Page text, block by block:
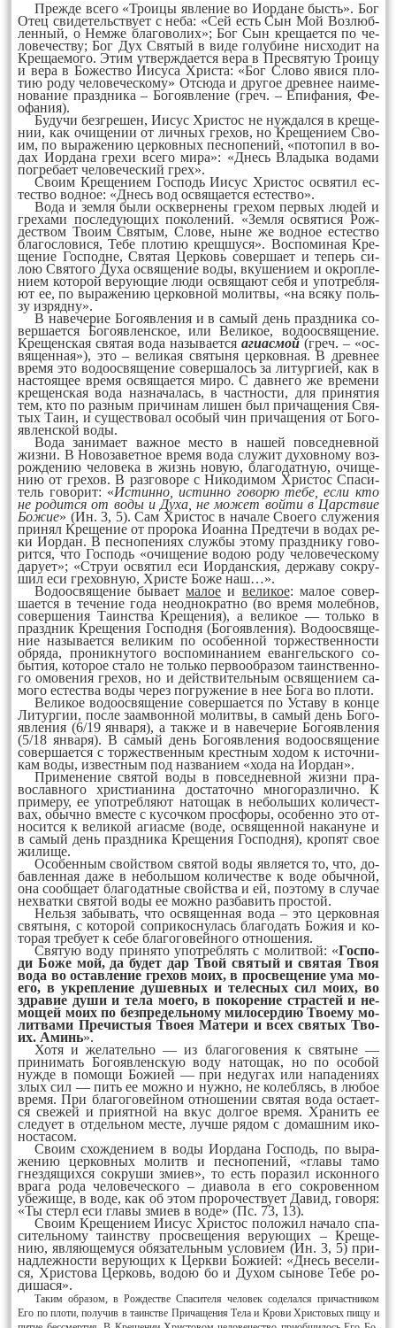
Преж­де все­го «Тро­ицы яв­ле­ние во Иор­да­не бысть». Бог
Отец сви­де­тель­ству­ет с не­ба: «Сей есть Сын Мой Воз­люб­
лен­ный, о Нем­же бла­го­во­лих»; Бог Сын кре­ща­ет­ся по че­
ло­ве­чест­ву; Бог Дух Свя­тый в ви­де го­лу­би­не нис­хо­дит на
Кре­ща­емо­го. Этим ут­верж­да­ет­ся ве­ра в Прес­вя­тую Тро­ицу
и ве­ра в Бо­жест­во Иису­са Хрис­та: «Бог Сло­во яви­ся пло­
тию ро­ду че­ло­ве­чес­ко­му» От­сю­да и дру­гое древ­нее на­име­
но­ва­ние празд­ни­ка – Бо­го­яв­ле­ние (греч. – Епи­фа­ния, Фе­
офа­ния).
Бу­ду­чи безг­ре­шен, Иисус Хрис­тос не нуж­дал­ся в кре­ще­
нии, как очи­ще­нии от лич­ных гре­хов, но Кре­ще­ни­ем Сво­
им, по вы­ра­же­нию цер­ков­ных пес­но­пе­ний, «по­то­пил в во­
дах Иор­да­на гре­хи все­го ми­ра»: «Днесь Вла­ды­ка во­да­ми
пог­ре­ба­ет че­ло­ве­чес­кий грех».
Сво­им Кре­ще­ни­ем Гос­подь Иисус Хрис­тос ос­вя­тил ес­
тест­во вод­ное: «Днесь вод ос­вя­ща­ет­ся ес­тест­во».
Во­да и зем­ля бы­ли оск­вер­не­ны гре­хом пер­вых лю­дей и
гре­ха­ми пос­ле­дую­щих по­ко­ле­ний. «Зем­ля ос­вя­ти­ся Рож­
дест­вом Тво­им Свя­тым, Сло­ве, ны­не же вод­ное ес­тест­во
бла­гос­ло­ви­ся, Те­бе пло­тию крещ­шу­ся». Вос­по­ми­ная Кре­
ще­ние Гос­под­не, Свя­тая Цер­ковь со­вер­ша­ет и те­перь си­
лою Свя­то­го Ду­ха ос­вя­ще­ние во­ды, вку­ше­ни­ем и ок­роп­ле­
ни­ем ко­то­рой ве­ру­ющие лю­ди ос­вя­ща­ют се­бя и упот­реб­ля­
ют ее, по вы­ра­же­нию цер­ков­ной мо­лит­вы, «на вся­ку поль­
зу из­ряд­ну».
В на­ве­че­рие Бо­го­яв­ле­ния и в са­мый день празд­ни­ка со­
вер­ша­ет­ся Бо­го­яв­лен­ское, или Ве­ли­кое, во­до­ос­вя­ще­ние.
Кре­щенс­кая свя­тая во­да на­зы­ва­ет­ся аги­ас­мой (греч. – «ос­
вя­щен­ная»), это – ве­ли­кая свя­ты­ня цер­ков­ная. В древ­нее
вре­мя это во­до­ос­вя­ще­ние со­вер­ша­лось за ли­тур­ги­ей, как в
нас­то­ящее вре­мя ос­вя­ща­ет­ся ми­ро. С дав­не­го же вре­ме­ни
кре­щенс­кая во­да наз­на­ча­лась, в част­нос­ти, для при­ня­тия
тем, кто по раз­ным при­чи­нам ли­шен был при­ча­ще­ния Свя­
тых Та­ин, и су­щест­во­вал осо­бый чин при­ча­ще­ния от Бо­го­
яв­ленс­кой во­ды.
Во­да за­ни­ма­ет важ­ное мес­то в на­шей пов­сед­нев­ной
жиз­ни. В Но­во­за­вет­ное вре­мя во­да слу­жит ду­хов­но­му воз­
рож­де­нию че­ло­ве­ка в жизнь но­вую, бла­го­дат­ную, очи­ще­
нию от гре­хов. В раз­го­во­ре с Ни­ко­ди­мом Хрис­тос Спа­си­
тель го­во­рит: «Ис­тин­но, ис­тин­но го­во­рю те­бе, ес­ли кто
не ро­дит­ся от во­ды и Ду­ха, не мо­жет вой­ти в Царс­твие
Бо­жие» (Ин. 3, 5). Сам Хрис­тос в на­ча­ле Сво­его слу­же­ния
при­нял Кре­ще­ние от про­ро­ка Иоан­на Пред­те­чи в во­дах ре­
ки Иор­дан. В пес­но­пе­ни­ях служ­бы это­му празд­ни­ку го­во­
рит­ся, что Гос­подь «очи­ще­ние во­дою ро­ду че­ло­ве­чес­ко­му
да­ру­ет»; «Струи ос­вя­тил еси Иор­данс­кия, дер­жа­ву сок­ру­
шил еси гре­хов­ную, Хрис­те Бо­же наш…».
Во­до­ос­вя­ще­ние бы­ва­ет ма­лое и ве­ли­кое: ма­лое со­вер­
ша­ет­ся в те­че­ние го­да не­од­нок­рат­но (во вре­мя мо­леб­нов,
со­вер­ше­ния Та­инс­тва Кре­ще­ния), а ве­ли­кое — толь­ко в
празд­ник Кре­ще­ния Гос­под­ня (Бо­го­яв­ле­ния). Во­до­ос­вя­ще­
ние на­зы­ва­ет­ся ве­ли­ким по осо­бен­ной тор­жест­вен­нос­ти
об­ря­да, про­ник­ну­то­го вос­по­ми­на­ни­ем еван­гель­ско­го со­
бы­тия, ко­то­рое ста­ло не толь­ко пер­во­об­ра­зом та­инс­твен­но­
го омо­ве­ния гре­хов, но и дей­стви­тель­ным ос­вя­ще­ни­ем са­
мо­го ес­тест­ва во­ды че­рез пог­ру­же­ние в нее Бо­га во пло­ти.
Ве­ли­кое во­до­ос­вя­ще­ние со­вер­ша­ет­ся по Ус­та­ву в кон­це
Ли­тур­гии, пос­ле за­ам­вон­ной мо­лит­вы, в са­мый день Бо­го­
яв­ле­ния (6/19 ян­ва­ря), а так­же и в на­ве­че­рие Бо­го­яв­ле­ния
(5/18 ян­ва­ря). В са­мый день Бо­го­яв­ле­ния во­до­ос­вя­ще­ние
со­вер­ша­ет­ся с тор­жест­вен­ным крест­ным хо­дом к ис­точ­ни­
кам во­ды, из­вест­ным под наз­ва­ни­ем «хо­да на Иор­дан».
При­ме­не­ние свя­той во­ды в пов­сед­нев­ной жиз­ни пра­
вос­лав­но­го хрис­ти­ани­на дос­та­точ­но мно­го­раз­лич­но. К
при­ме­ру, ее упот­реб­ля­ют на­то­щак в не­боль­ших ко­ли­чест­
вах, обыч­но вмес­те с ку­соч­ком прос­фо­ры, осо­бен­но это от­
но­сит­ся к ве­ли­кой аги­ас­ме (во­де, ос­вя­щен­ной на­ка­ну­не и
в са­мый день празд­ни­ка Кре­ще­ния Гос­под­ня), кро­пят свое
жи­ли­ще.
Осо­бен­ным свой­ством свя­той во­ды яв­ля­ет­ся то, что, до­
бав­лен­ная да­же в не­боль­шом ко­ли­чест­ве к во­де обыч­ной,
она со­об­ща­ет бла­го­дат­ные свой­ства и ей, по­это­му в слу­чае
нех­ват­ки свя­той во­ды ее мож­но раз­ба­вить прос­той.
Нель­зя за­бы­вать, что ос­вя­щен­ная во­да – это цер­ков­ная
свя­ты­ня, с ко­то­рой соп­ри­кос­ну­лась бла­го­дать Бо­жия и ко­
то­рая тре­бу­ет к се­бе бла­го­го­вей­но­го от­но­ше­ния.
Свя­тую во­ду при­ня­то упот­реб­лять с мо­лит­вой: «Гос­по­
ди Бо­же мой, да бу­дет дар Твой свя­тый и свя­тая Твоя
во­да во ос­тав­ле­ние гре­хов мо­их, в прос­ве­ще­ние ума мо­
его, в ук­реп­ле­ние ду­шев­ных и те­лес­ных сил мо­их, во
здра­вие ду­ши и те­ла мо­его, в по­ко­ре­ние страс­тей и не­
мо­щей мо­их по безп­ре­дель­но­му ми­ло­сер­дию Тво­ему мо­
лит­ва­ми Пре­чис­тыя Тво­ея Ма­те­ри и всех свя­тых Тво­
их. Аминь».
Хо­тя и же­ла­тель­но — из бла­го­го­ве­ния к свя­ты­не —
при­ни­мать Бо­го­яв­ленс­кую во­ду на­то­щак, но по осо­бой
нуж­де в по­мо­щи Бо­жи­ей — при не­ду­гах или на­па­де­ни­ях
злых сил — пить ее мож­но и нуж­но, не ко­леб­лясь, в лю­бое
вре­мя. При бла­го­го­вей­ном от­но­ше­нии свя­тая во­да ос­та­ет­
ся све­жей и при­ят­ной на вкус дол­гое вре­мя. Хра­нить ее
сле­ду­ет в от­дель­ном мес­те, луч­ше ря­дом с до­маш­ним ико­
нос­та­сом.
Сво­им схож­де­ни­ем в во­ды Иор­да­на Гос­подь, по вы­ра­
же­нию цер­ков­ных мо­литв и пес­но­пе­ний, «гла­вы та­мо
гнез­дя­щих­ся сок­ру­ши зми­ев», то есть по­ра­зил ис­кон­но­го
вра­га ро­да че­ло­ве­чес­ко­го – ди­аво­ла в его сок­ро­вен­ном
убе­жи­ще, в во­де, как об этом про­ро­чест­ву­ет Да­вид, го­во­ря:
«Ты стерл еси гла­вы зми­ев в во­де» (Пс. 73, 13).
Сво­им Кре­ще­ни­ем Иисус Хрис­тос по­ло­жил на­ча­ло спа­
си­тель­но­му та­инс­тву прос­ве­ще­ния ве­ру­ющих – Кре­ще­
нию, яв­ля­юще­му­ся обя­за­тель­ным ус­ло­ви­ем (Ин. 3, 5) при­
над­леж­нос­ти ве­ру­ющих к Церк­ви Бо­жи­ей: «Днесь ве­се­ли­
ся, Хрис­то­ва Цер­ковь, во­дою бо и Ду­хом сы­но­ве Те­бе ро­
ди­ша­ся».
Та­ким об­ра­зом, в Рож­дест­ве Спа­си­те­ля че­ло­век со­де­лал­ся при­част­ни­ком
Его по пло­ти, по­лу­чив в та­инс­тве При­ча­ще­ния Те­ла и Кро­ви Хрис­то­вых пи­щу и